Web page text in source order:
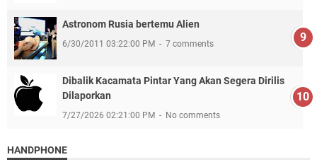
Astronom Rusia bertemu Alien
6/30/2011 03:22:00 PM 7 comments
Dibalik Kacamata Pintar Yang Akan Segera Dirilis
Dilaporkan
7/27/2026 02:21:00 PM No comments
HANDPHONE